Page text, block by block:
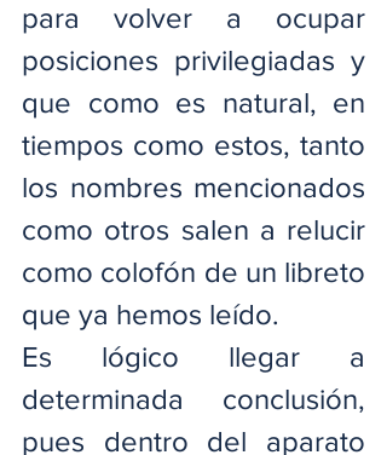
para volver a ocupar
posiciones privilegiadas y
que como es natural, en
tiempos como estos, tanto
los nombres mencionados
como otros salen a relucir
como colofón de un libreto
que ya hemos leído.
Es lógico llegar a
determinada conclusión,
pues dentro del aparato